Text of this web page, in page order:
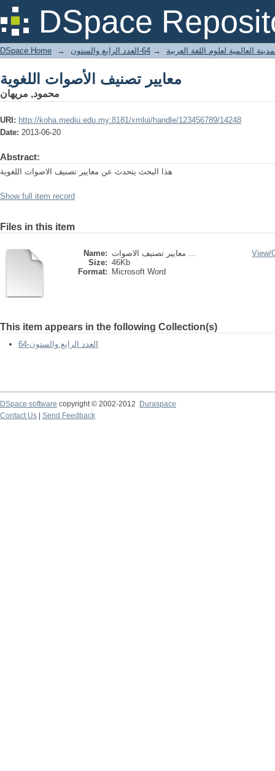
DSpace
معايير تصنيف الأصوات اللغوية
DSpace Home → العالمية لعلوم اللغة العربية → 64-العدد الرابع والستون
معايير تصنيف الأصوات اللغوية
محمود, مريهان
URI: http://koha.mediu.edu.my:8181/xmlui/handle/123456789/14248
Date: 2013-06-20
Abstract:
هذا البحث يتحدث عن معايير تصنيف الاصوات اللغوية
Show full item record
Files in this item
Name:
معايير تصنيف الاصوات ...
Size: 46Kb
Format:
Microsoft Word
View/
This item appears in the following Collection(s)
64-العدد الرابع والستون
DSpace software copyright © 2002-2012
Duraspace
Contact Us
Send Feedback